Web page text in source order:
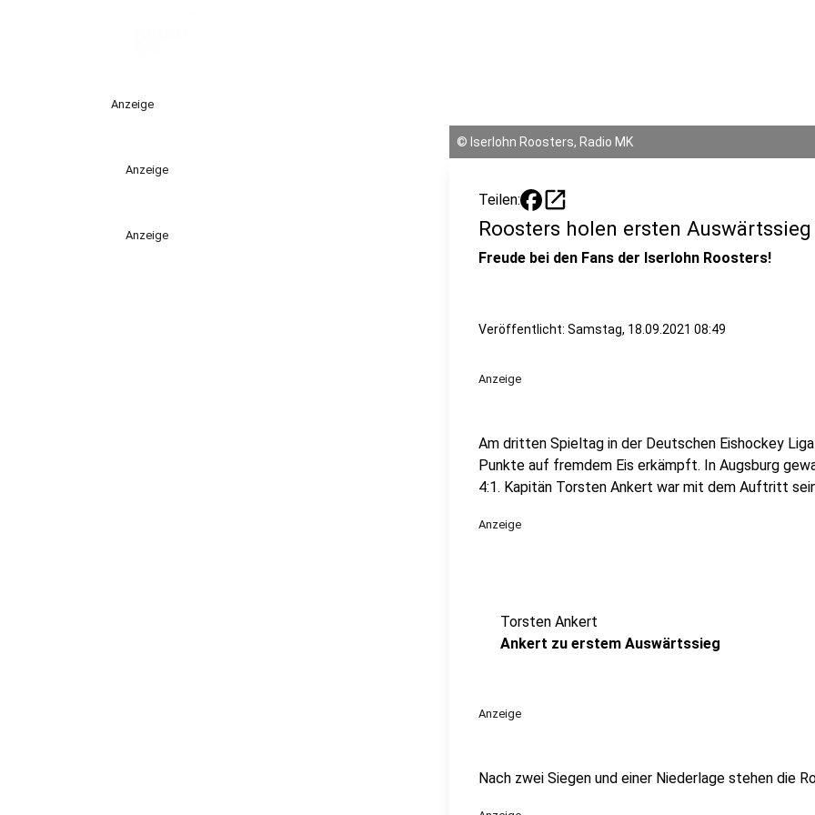
Anzeige
Anzeige
Anzeige
© Iserlohn Roosters, Radio MK
Teilen: open_in_new
Roosters holen ersten Auswärtssieg
Freude bei den Fans der Iserlohn Roosters!
Veröffentlicht: Samstag, 18.09.2021 08:49
Anzeige
Am dritten Spieltag in der Deutschen Eishockey
Punkte auf fremdem Eis erkämpft. In Augsburg
4:1. Kapitän Torsten Ankert war mit dem Auftritt
Anzeige
Torsten Ankert
Ankert zu erstem Auswärtssieg
Anzeige
Nach zwei Siegen und einer Niederlage stehen die